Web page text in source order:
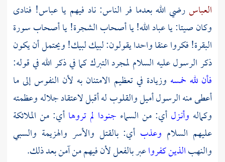
العباسرضي الله بعدما فر الناس: ناد فيهم يا عباس! فنادى
وكان صيتا: يا عباد الله! يا أصحاب الشجرة! يا أصحاب سورة
البقرة! فكروا عنقا واحدا يقولون: لبيك لبيك! ويحتمل أن يكون
ذكر الرسول عليه السلام لمجرد التبرك كما في ذكر الله في قوله:
فأن لله خمسه وزيادة في تعظيم الامتنان به لأن النفوس إلى ما
أعطى منه الرسول أميل والقلوب له أقبل لاعتقاد جلاله وعظمته
وكماله وأنـزلأي: من السماء جنودا لم تروها أي: من الملائكة
عليهم السلام وعذب أي: بالقتل والأسر والهزيمة والسبي
والنهبالذين كفرواعبر بالفعل لأن فيهم من آمن بعد ذلك.